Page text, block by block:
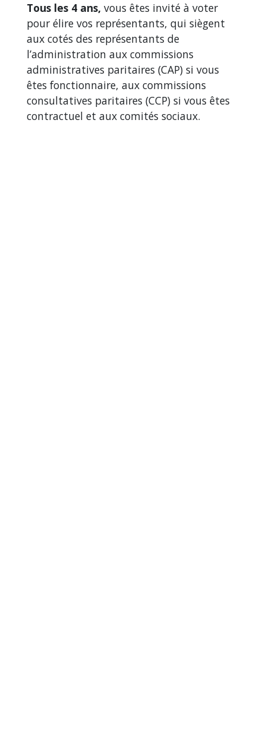
Tous les 4 ans, vous êtes invité à voter
pour élire vos représentants, qui siègent
aux cotés des représentants de
l’administration aux commissions
administratives paritaires (CAP) si vous
êtes fonctionnaire, aux commissions
consultatives paritaires (CCP) si vous êtes
contractuel et aux comités sociaux.